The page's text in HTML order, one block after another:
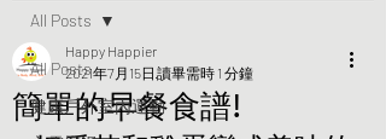
All Posts
健康戶外室內運動
All Posts
簡單的早餐食譜!
Happy Happier
2021年7月15日 讀畢需時 1 分鐘